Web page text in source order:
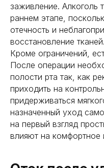
заживление. Алкоголь
раннем этапе,
отечность и
восстановление тканей.
Кроме ограничений,
После операции
полости рта так, как
приходить на
придерживаться
назначенный уход
на первый взгляд
влияют на комфортное